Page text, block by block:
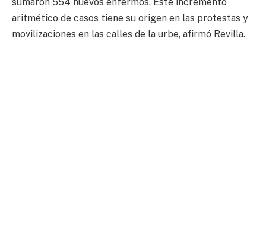
aritmético de casos tiene su origen en las protestas y
movilizaciones en las calles de la urbe, afirmó Revilla.